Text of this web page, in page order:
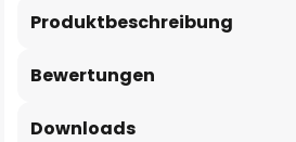
Produktbeschreibung
Bewertungen
Downloads